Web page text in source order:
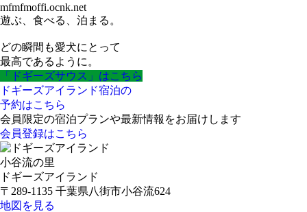
mfmfmoffi.ocnk.net
遊ぶ、食べる、泊まる。
どの瞬間も愛犬にとって
最高であるように。
「ドギーズサウス」はこちら
ドギーズアイランド宿泊の
予約はこちら
会員限定の宿泊プランや最新情報をお届けします
会員登録はこちら
小谷流の里
ドギーズアイランド
〒289-1135 千葉県八街市小谷流624
地図を見る